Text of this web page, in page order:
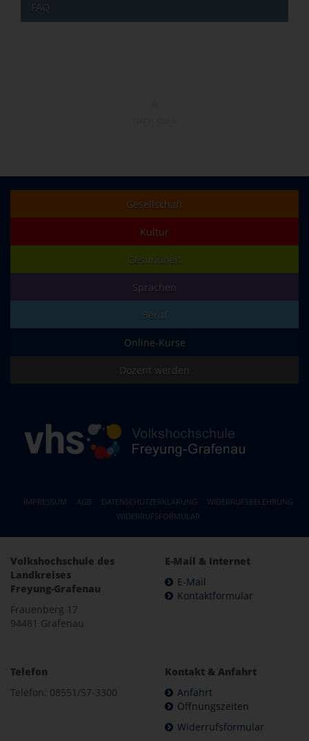
FAQ
Gesellschaft
Kultur
Gesundheit
Sprachen
Beruf
Online-Kurse
Dozent werden
IMPRESSUM AGB DATENSCHUTZERKLÄRUNG
WIDERRUFSBELEHRUNG
WIDERRUFSFORMULAR
Volkshochschule des
Landkreises
Freyung-Grafenau
Frauenberg 17
94481 Grafenau
E-Mail & Internet
E-Mail
Kontaktformular
Telefon
Telefon: 08551/57-3300
Kontakt & Anfahrt
Anfahrt
Öffnungszeiten
Widerrufsformular